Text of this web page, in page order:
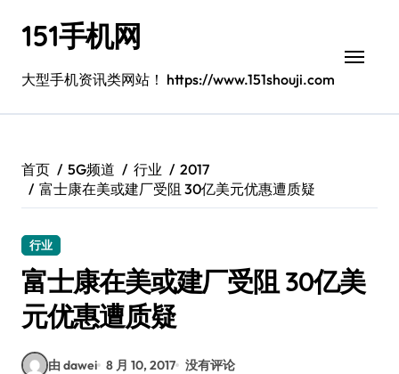
151手机网
大型手机资讯类网站！ https://www.151shouji.com
首页 5G频道 行业
2017
富士康在美或建厂受阻 30亿美元优惠遭质疑
行业
富士康在美或建厂受阻 30亿美
元优惠遭质疑
由 dawei 8 月 10, 2017 没有评论